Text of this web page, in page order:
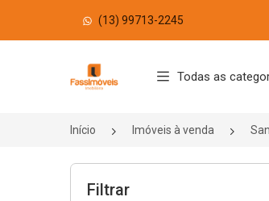
(13) 99713-2245
Página inicial
Todas as
Início Imóveis à venda
Filtrar